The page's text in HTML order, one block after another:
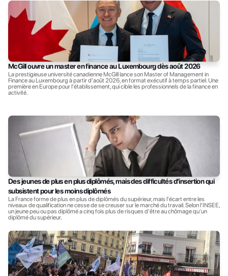
McGill ouvre un master en finance au Luxembourg dès août 2026
La prestigieuse université canadienne McGill lance son Master of Management in
Finance au Luxembourg à partir d'août 2026, en format exécutif à temps partiel. Une
première en Europe pour l'établissement, qui cible les professionnels de la finance en
activité.
Des jeunes de plus en plus diplômés, mais des difficultés d’insertion qui
subsistent pour les moins diplômés
La France forme de plus en plus de diplômés du supérieur, mais l'écart entre les
niveaux de qualification ne cesse de se creuser sur le marché du travail. Selon l'INSEE,
un jeune peu ou pas diplômé a cinq fois plus de risques d'être au chômage qu'un
diplômé du supérieur.